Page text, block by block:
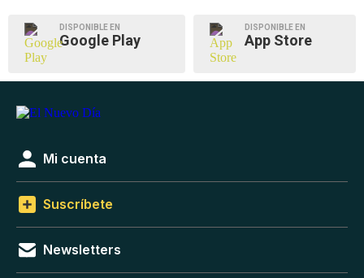
DISPONIBLE EN
Google Play
DISPONIBLE EN
App Store
Mi cuenta
Suscríbete
Newsletters